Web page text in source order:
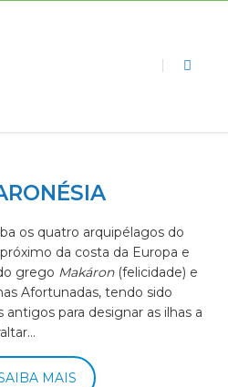
os quatro arquipélagos do
da costa da Europa e
grego Makáron(felicidade) e
Afortunadas, tendo sido
para designar as ilhas a
MAIS